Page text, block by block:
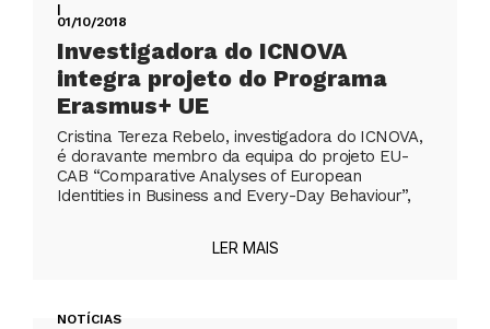
|
01/10/2018
Investigadora do ICNOVA
integra projeto do Programa
Erasmus+ UE
Cristina Tereza Rebelo, investigadora do ICNOVA,
é doravante membro da equipa do projeto EU-
CAB “Comparative Analyses of European
Identities in Business and Every-Day Behaviour”,
LER MAIS
NOTÍCIAS